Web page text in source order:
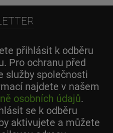
přihlásit k odběru
Pro ochranu před
služby společnosti
najdete v našem
osobních údajů.
se k odběru
aktivujete a můžete